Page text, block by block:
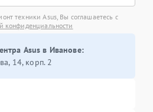
техники Asus, Вы соглашаетесь с
конфиденциальности
Asus в Иванове:
14, корп. 2